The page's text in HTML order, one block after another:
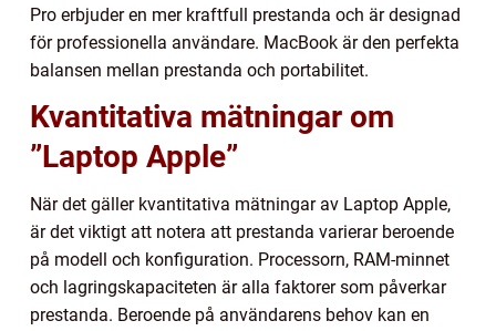
Pro erbjuder en mer kraftfull prestanda och är designad
för professionella användare. MacBook är den perfekta
balansen mellan prestanda och portabilitet.
Kvantitativa mätningar om
”Laptop Apple”
När det gäller kvantitativa mätningar av Laptop Apple,
är det viktigt att notera att prestanda varierar beroende
på modell och konfiguration. Processorn, RAM-minnet
och lagringskapaciteten är alla faktorer som påverkar
prestanda. Beroende på användarens behov kan en